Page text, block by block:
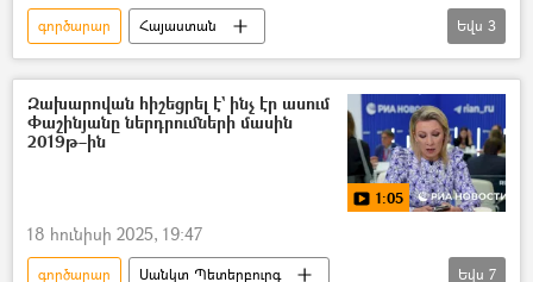
գործարար
Հայաստան
Սամվել Կարապետյան
կալանք
բարերար
Եվս 3
Զախարովան հիշեցրել է` ինչ էր ասում
Փաշինյանը ներդրումների մասին
2019թ–ին
1:05
18 հունիսի 2025, 19:47
գործարար
Սանկտ Պետերբուրգ
Եվս 7